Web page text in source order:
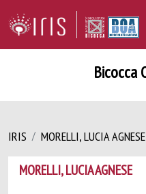
Bicocca
IRIS MORELLI, LUCIA AGNESE
MORELLI, LUCIA AGNESE